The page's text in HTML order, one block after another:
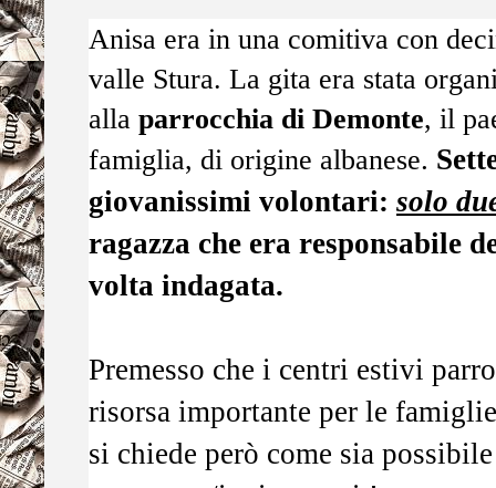
Anisa era in una comitiva con
valle Stura. La gita era stata
alla parrocchia di Demonte, il
famiglia, di origine albanese.
giovanissimi volontari: solo
ragazza che era responsabile
volta indagata.
Premesso che i centri estivi
risorsa importante per le
si chiede però come sia